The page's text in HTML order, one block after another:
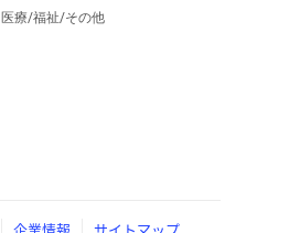
医療/福祉/その他